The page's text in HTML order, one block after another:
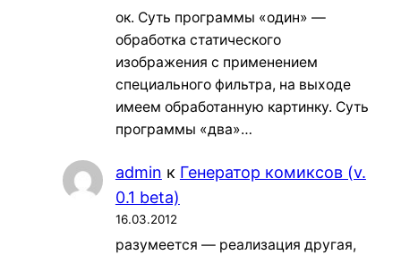
ок. Суть программы «один» —
обработка статического
изображения с применением
специального фильтра, на выходе
имеем обработанную картинку. Суть
программы «два»…
admin к Генератор комиксов (v.
0.1 beta)
16.03.2012
разумеется — реализация другая,